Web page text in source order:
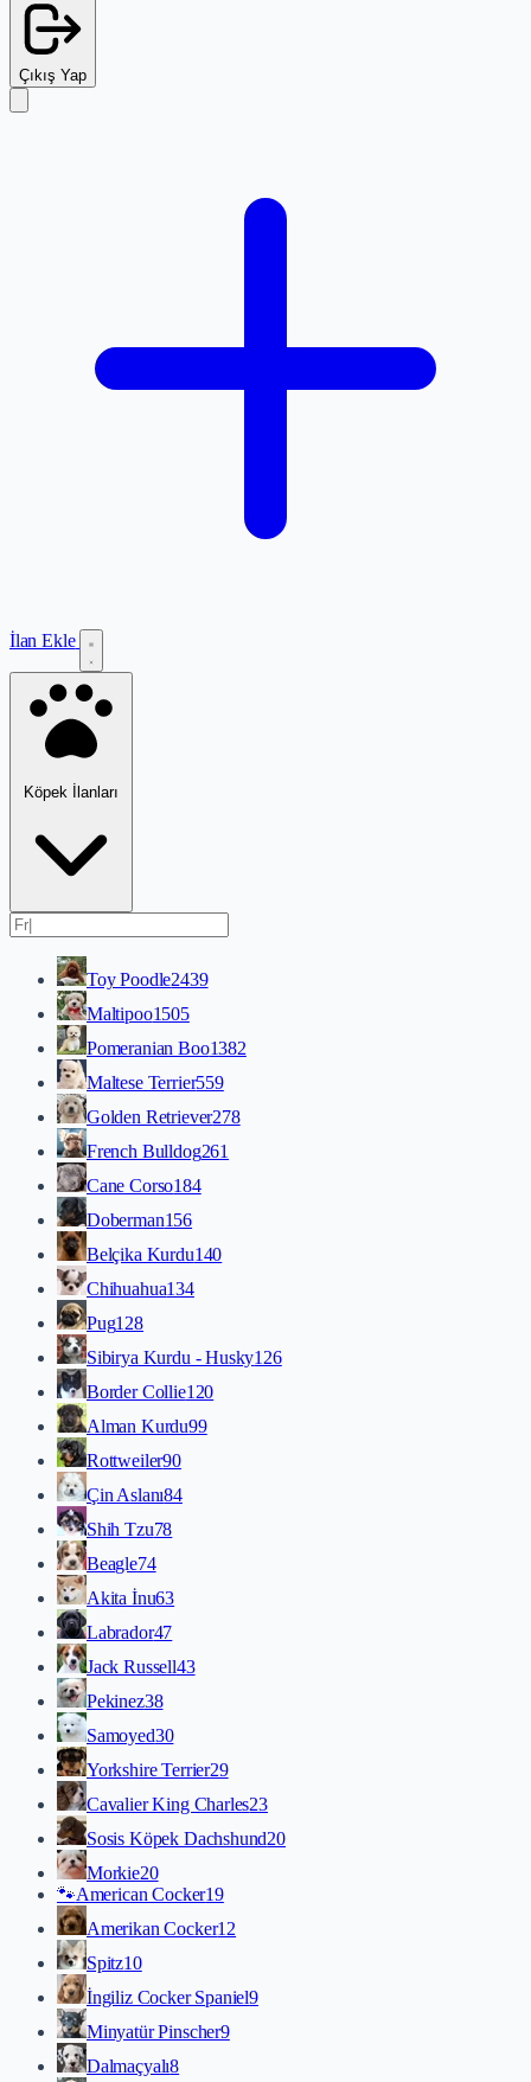
Çıkış Yap
İlan Ekle
Köpek İlanları
Toy Poodle2439
Maltipoo1505
Pomeranian Boo1382
Maltese Terrier559
Golden Retriever278
French Bulldog261
Cane Corso184
Doberman156
Belçika Kurdu140
Chihuahua134
Pug128
Sibirya Kurdu - Husky126
Border Collie120
Alman Kurdu99
Rottweiler90
Çin Aslanı84
Shih Tzu78
Beagle74
Akita İnu63
Labrador47
Jack Russell43
Pekinez38
Samoyed30
Yorkshire Terrier29
Cavalier King Charles23
Sosis Köpek Dachshund20
Morkie20
🐾American Cocker19
Amerikan Cocker12
Spitz10
İngiliz Cocker Spaniel9
Minyatür Pinscher9
Dalmaçyalı8